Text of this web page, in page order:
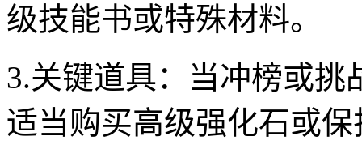
级技能书或特殊材料。
3.关键道具：当冲榜或挑
适当购买高级强化石或